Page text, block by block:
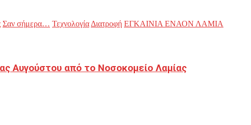
Σαν σήμερα… Τεχνολογία Διατροφή ΕΓΚΑΙΝΙΑ ΕΝΑΟΝ ΛΑΜΙΑ
Αυγούστου από το Νοσοκομείο Λαμίας